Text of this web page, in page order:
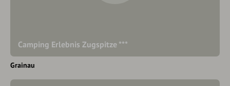
Camping Erlebnis Zugspitze ***
Grainau